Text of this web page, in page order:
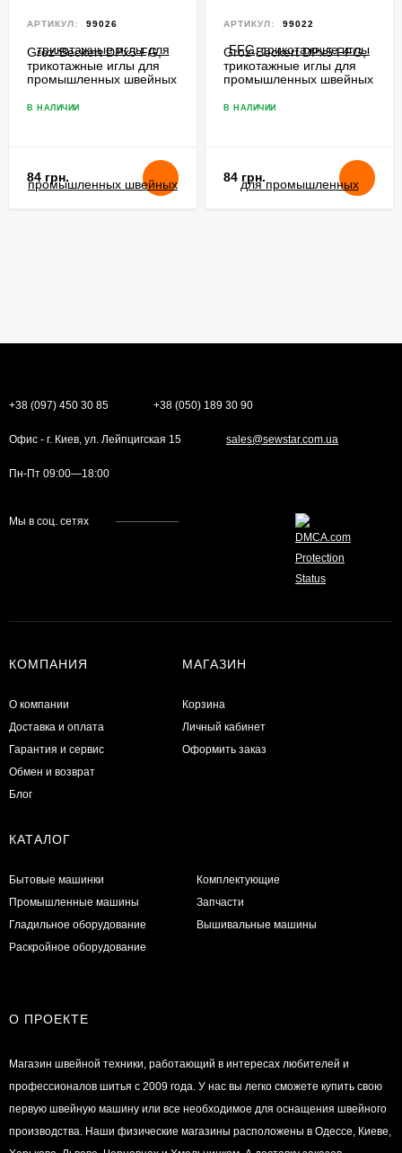
АРТИКУЛ: 99026
Groz-Beckert DPx5 FG,
трикотажные иглы для
промышленных швейных
В НАЛИЧИИ
84 грн.
АРТИКУЛ: 99022
Groz-Beckert DPx5 FFG,
трикотажные иглы для
промышленных швейных
В НАЛИЧИИ
84 грн.
+38 (097) 450 30 85 +38 (050) 189 30 90
Офис - г. Киев, ул. Лейпцигская 15 sales@sewstar.com.ua
Пн-Пт 09:00—18:00
Мы в соц. сетях
КОМПАНИЯ
О компании
Доставка и оплата
Гарантия и сервис
Обмен и возврат
Блог
МАГАЗИН
Корзина
Личный кабинет
Оформить заказ
КАТАЛОГ
Бытовые машинки
Промышленные машины
Гладильное оборудование
Раскройное оборудование
Комплектующие
Запчасти
Вышивальные машины
О ПРОЕКТЕ
Магазин швейной техники, работающий в интересах любителей и
профессионалов шитья с 2009 года. У нас вы легко сможете купить свою
первую швейную машину или все необходимое для оснащения швейного
производства. Наши физические магазины расположены в Одессе, Киеве,